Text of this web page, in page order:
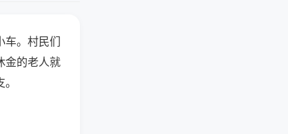
车。村民们
金的老人就